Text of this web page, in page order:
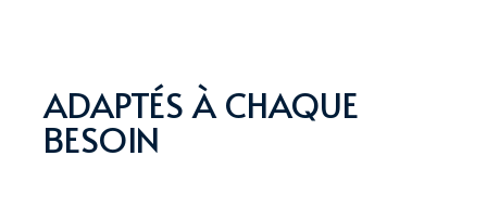
ADAPTÉS À CHAQUE
BESOIN